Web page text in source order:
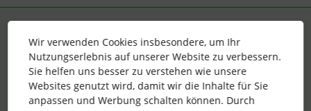
​Hallo @Torsten,
Wenn ich es richtig verstehe, ist das bei Euch wirklich pro
Woche geregelt und nicht pro Monat, das ist fix oder?
Wir verwenden Cookies insbesondere, um Ihr
Nutzungserlebnis auf unserer Website zu verbessern.
Sie helfen uns besser zu verstehen wie unsere
Websites genutzt wird, damit wir die Inhalte für Sie
anpassen und Werbung schalten können. Durch